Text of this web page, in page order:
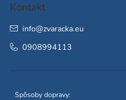
Kontakt
info@zvaracka.eu
0908994113
Spôsoby dopravy: